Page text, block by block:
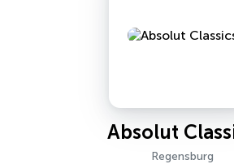
Absolut
Regensburg